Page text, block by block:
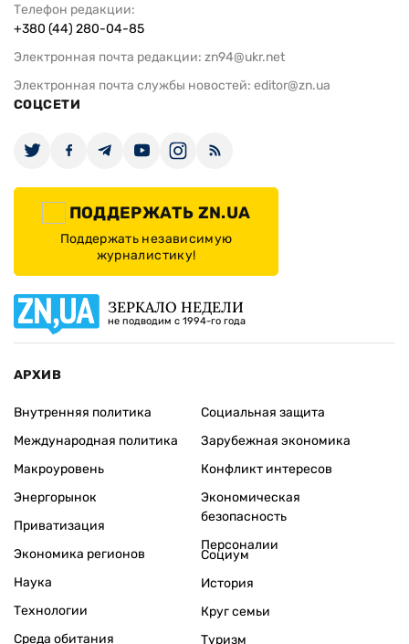
Телефон редакции:
+380 (44) 280-04-85
Электронная почта редакции: zn94@ukr.net
Электронная почта службы новостей: editor@zn.ua
СОЦСЕТИ
ПОДДЕРЖАТЬ ZN.UA
Поддержать независимую
журналистику!
ЗЕРКАЛО НЕДЕЛИ
не подводим с 1994-го года
АРХИВ
Внутренняя политика
Международная политика
Макроуровень
Энергорынок
Приватизация
Экономика регионов
Социальная защита
Зарубежная экономика
Конфликт интересов
Экономическая
безопасность
Персоналии
Наука
Технологии
Среда обитания
Социум
История
Круг семьи
Туризм